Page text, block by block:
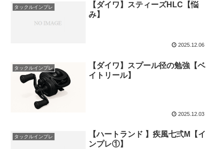
タックルインプレ
【ダイワ】スティーズHLC【悩
み】
2025.12.06
タックルインプレ
【ダイワ】スプール径の勉強【ベ
イトリール】
2025.12.03
タックルインプレ
【ハートランド 】疾風七弍M【イ
ンプレ①】